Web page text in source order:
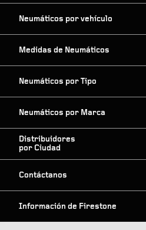
Neumáticos por vehículo
Medidas de Neumáticos
Neumáticos por Tipo
Neumáticos por Marca
Distribuidores
por Ciudad
Contáctanos
Información de Firestone